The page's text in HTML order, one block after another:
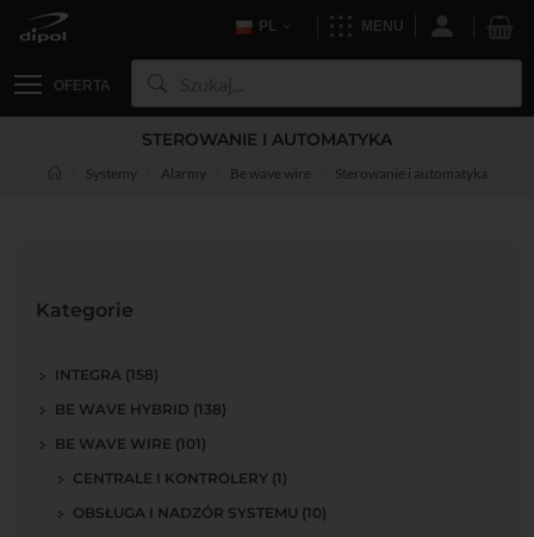
PL MENU
OFERTA
STEROWANIE I AUTOMATYKA
Systemy Alarmy Be wave wire Sterowanie i automatyka
Kategorie
INTEGRA (158)
BE WAVE HYBRID (138)
BE WAVE WIRE (101)
CENTRALE I KONTROLERY (1)
OBSŁUGA I NADZÓR SYSTEMU (10)